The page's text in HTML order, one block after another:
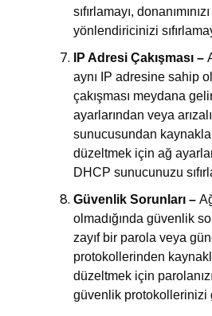
sıfırlamayı,
yönlendiricinizi
IP Adresi Çakışması –
aynı IP adresine sahip
çakışması meydana
ayarlarından veya
sunucusundan
düzeltmek için ağ
DHCP sunucunuzu
Güvenlik Sorunları –
olmadığında güvenlik
zayıf bir parola veya
protokollerinden
düzeltmek için
güvenlik protokollerinizi